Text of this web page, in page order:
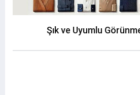
Şık ve Uyumlu